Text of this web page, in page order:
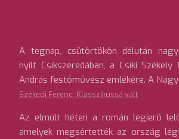
A tegnap, csütörtökön délután
nyílt Csíkszeredában, a Csíki Székely
András festőművész emlékére. A
Székedi Ferenc: Klasszikussá vált
Az elmúlt héten a román légierő
amelyek megsértették az ország